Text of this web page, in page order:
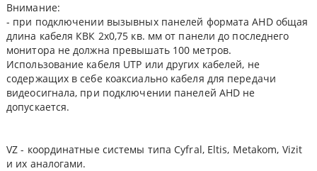
Внимание:
- при подключении вызывных панелей формата AHD общая
длина кабеля КВК 2х0,75 кв. мм от панели до последнего
монитора не должна превышать 100 метров.
Использование кабеля UTP или других кабелей, не
содержащих в себе коаксиально кабеля для передачи
видеосигнала, при подключении панелей AHD не
допускается.
VZ - координатные системы типа Cyfral, Eltis, Metakom, Vizit
и их аналогами.